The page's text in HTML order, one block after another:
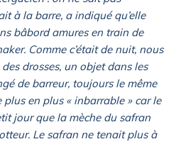
à la barre, a indiqué qu’elle
bâbord amures en train de
Comme c’était de nuit, nous
drosses, un objet dans les
de barreur, toujours le même
en plus « inbarrable » car le
jour que la mèche du safran
Le safran ne tenait plus à